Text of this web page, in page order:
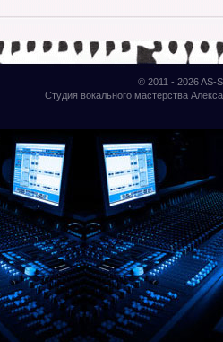
© 2011 - 2026AS-
Студия вокального мастерства